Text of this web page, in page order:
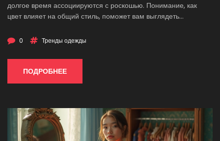
долгое время ассоциируются с роскошью. Понимание, как
цвет влияет на общий стиль, поможет вам выглядеть
более изысканным.
0 Тренды одежды
ПОДРОБНЕЕ